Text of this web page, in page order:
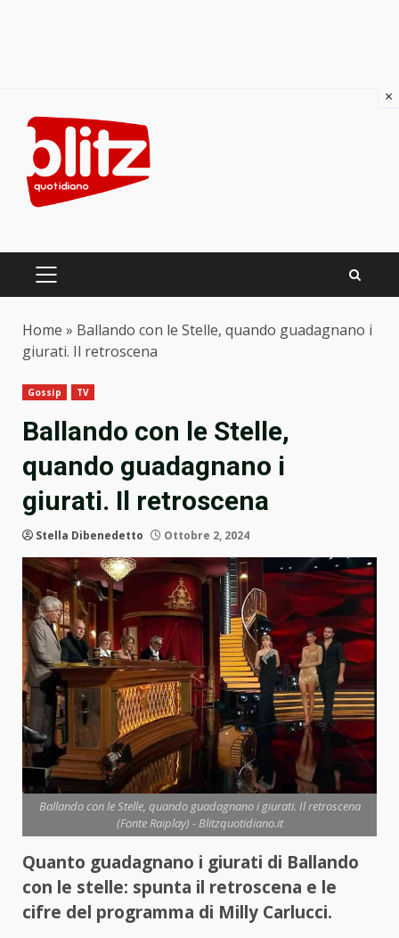
content
PRIMARY
Home » Ballando con le Stelle, quando guadagnano i
giurati. Il retroscena
Gossip TV
Ballando con le Stelle,
quando guadagnano i
giurati. Il retroscena
Stella Dibenedetto Ottobre 2, 2024
Ballando con le Stelle, quando guadagnano i giurati. Il retroscena
(Fonte Raiplay) - Blitzquotidiano.it
Quanto guadagnano i giurati di Ballando
con le stelle: spunta il retroscena e le
cifre del programma di Milly Carlucci.
×